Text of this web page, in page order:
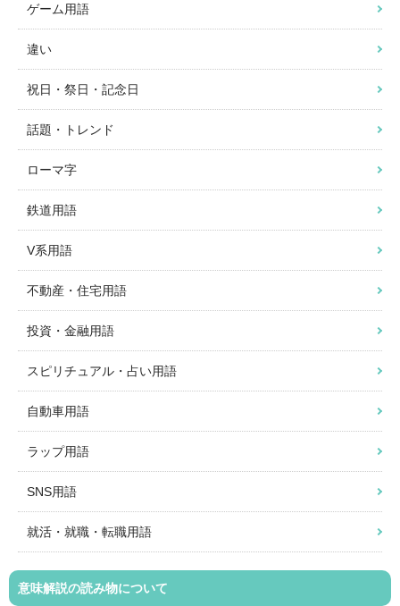
ゲーム用語
違い
祝日・祭日・記念日
話題・トレンド
ローマ字
鉄道用語
V系用語
不動産・住宅用語
投資・金融用語
スピリチュアル・占い用語
自動車用語
ラップ用語
SNS用語
就活・就職・転職用語
意味解説の読み物について